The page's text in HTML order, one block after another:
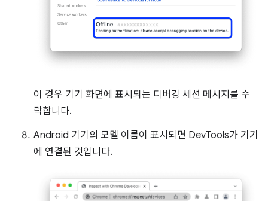
이 경우 기기 화면에 표시되는 디버깅 세션 메시지를 수
락합니다.
Android 기기의 모델 이름이 표시되면 DevTools가 기기
에 연결된 것입니다.